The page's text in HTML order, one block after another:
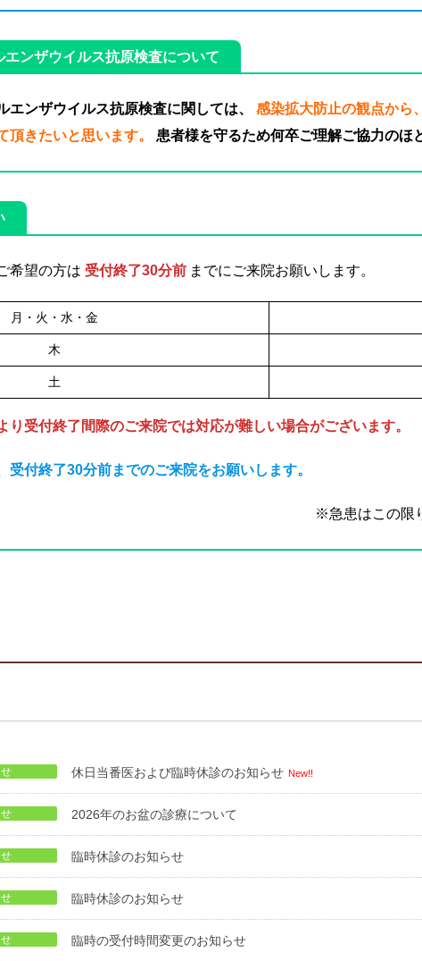
ンザウイルス抗原検査について
エンザウイルス抗原検査に関しては、
感染拡大防止の観点から
頂きたいと思います。
患者様を守るため何卒ご理解ご協力のほ
希望の方は 受付終了30分前 までにご来院お願いします。
月・火・水・金
木
土
り受付終了間際のご来院では対応が難しい場合がございます。
受付終了30分前までのご来院をお願いします。
※急患はこの限
休日当番医および臨時休診のお知らせ New!!
2026年のお盆の診療について
臨時休診のお知らせ
臨時休診のお知らせ
臨時の受付時間変更のお知らせ